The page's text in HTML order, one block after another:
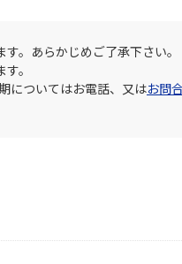
。あらかじめご了承下さい。
。
についてはお電話、又はお問